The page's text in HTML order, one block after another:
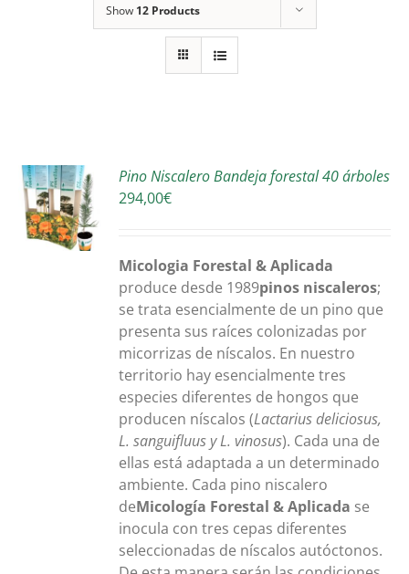
Show 12 Products
Pino Niscalero Bandeja forestal 40 árboles
294,00€
Micologia Forestal & Aplicada
produce desde 1989pinos niscaleros;
se trata esencialmente de un pino que
presenta sus raíces colonizadas por
micorrizas de níscalos. En nuestro
territorio hay esencialmente tres
especies diferentes de hongos que
producen níscalos (Lactarius deliciosus,
L. sanguifluus y L. vinosus). Cada una de
ellas está adaptada a un determinado
ambiente. Cada pino niscalero
deMicología Forestal & Aplicada se
inocula con tres cepas diferentes
seleccionadas de níscalos autóctonos.